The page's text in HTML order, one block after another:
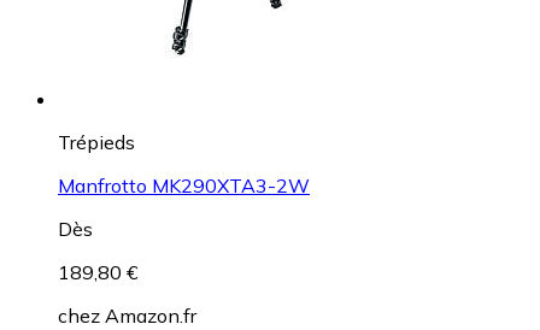
Trépieds
Manfrotto MK290XTA3-2W
Dès
189,80 €
chez Amazon.fr